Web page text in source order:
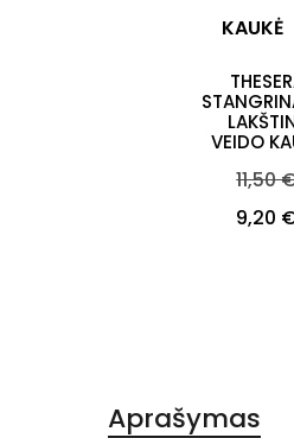
VEIDO
kaina
11,50
Kaina
9,20
Aprašymas